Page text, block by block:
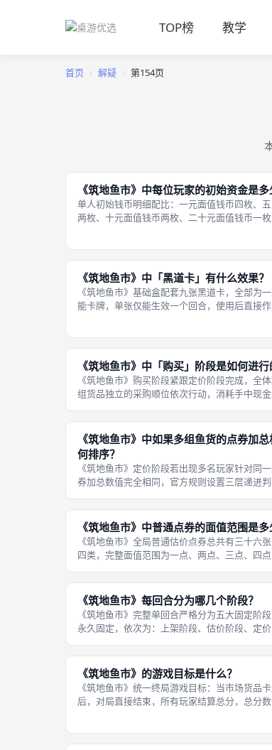
TOP榜 教学
首页 › 解疑 › 第154页
《筑地鱼市》中每位玩家的初始资金是多
单人初始钱币明细配比：一元面值钱币四枚、
两枚、十元面值钱币两枚、二十元面值钱币一
开局所有玩家分配
《筑地鱼市》中「黑道卡」有什么效果？
《筑地鱼市》基础盒配套九张黑道卡，全部为
能卡牌，单张仅能生效一个回合，使用后直接
用，任选一名对手任意一组货品，削减
《筑地鱼市》中「购买」阶段是如何进行
《筑地鱼市》购买阶段紧跟定价阶段完成，全
组货品独立的采购顺位依次行动，消耗手中现
针对单一组售价牌货品，按照定价阶段点券总
低依次行动，第一名玩家最先操作，
《筑地鱼市》中如果多组鱼货的点券加
何排序？
《筑地鱼市》定价阶段若出现多名玩家针对同
券加总数值完全相同，官方规则设置三层递进
件，判定顺序固定不可调换。第一层判定：查
是否带有闹钟符号，带有闹钟标识的
《筑地鱼市》中普通点券的面值范围是多
《筑地鱼市》全局普通估价点券总共有三十六
四类，完整面值范围为一点、两点、三点、四
额。点券数量分配均衡：一点面值点券九张、
张、三点面值九张、四点面值九张，四类
《筑地鱼市》每回合分为哪几个阶段？
《筑地鱼市》完整单回合严格分为五大固定阶
永久固定，依次为：上架阶段、估价阶段、定
束，切换至下一轮。第一阶段上架阶段：从中
取对应数量鱼货卡牌，分组摆放至售价
《筑地鱼市》的游戏目标是什么？
《筑地鱼市》统一终局游戏目标：当市场货品
后，对局直接结束，所有玩家结算总分，总分
有固定基础分值，金枪鱼存在特殊高